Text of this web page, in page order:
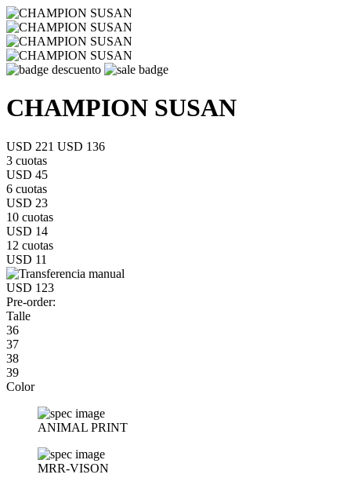
CHAMPION SUSAN
USD 221 USD 136
3 cuotas
USD 45
6 cuotas
USD 23
10 cuotas
USD 14
12 cuotas
USD 11
USD 123
Pre-order:
Talle
36
37
38
39
Color
ANIMAL PRINT
MRR-VISON